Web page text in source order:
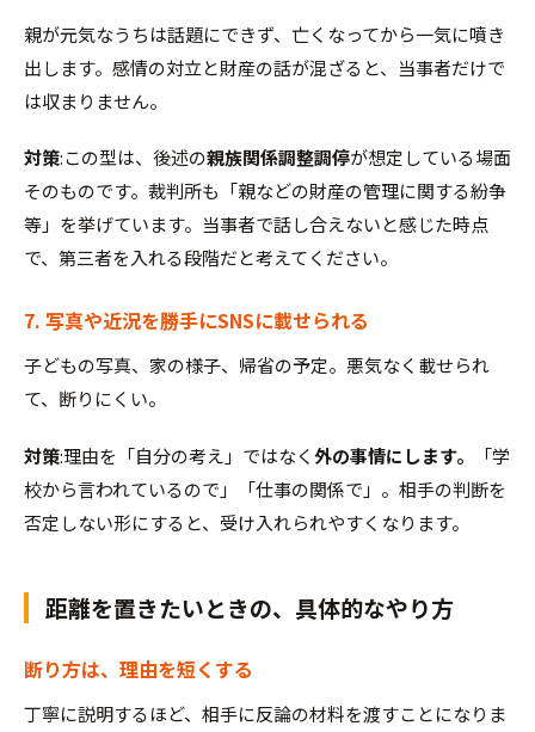
親が元気なうちは話題にできず、亡くなってから一気に噴き
出します。感情の対立と財産の話が混ざると、当事者だけで
は収まりません。
対策:この型は、後述の親族関係調整調停が想定している場面
そのものです。裁判所も「親などの財産の管理に関する紛争
等」を挙げています。当事者で話し合えないと感じた時点
で、第三者を入れる段階だと考えてください。
7. 写真や近況を勝手にSNSに載せられる
子どもの写真、家の様子、帰省の予定。悪気なく載せられ
て、断りにくい。
対策:理由を「自分の考え」ではなく外の事情にします。
「学
校から言われているので」「仕事の関係で」。相手の判断を
否定しない形にすると、受け入れられやすくなります。
距離を置きたいときの、具体的なやり方
断り方は、理由を短くする
丁寧に説明するほど、相手に反論の材料を渡すことになりま